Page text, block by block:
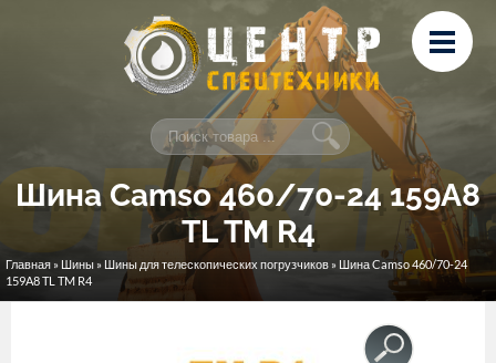
Перейти к основному содержанию
Лизинг
Сервис и ремонт
Контакты
Шина Camso 460/70-24 159A8
TL TM R4
Вы здесь
Главная » Шины » Шины для телескопических погрузчиков » Шина Camso 460/70-24
159A8 TL TM R4